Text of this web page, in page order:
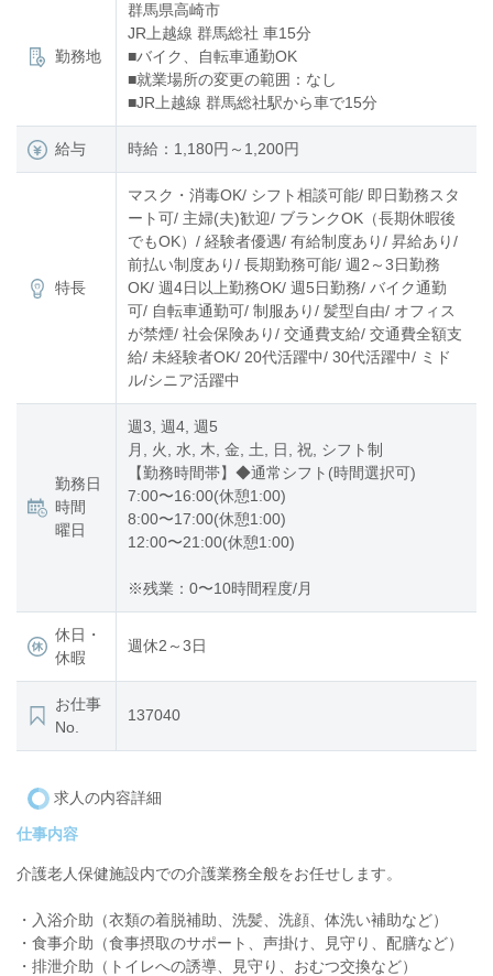
勤務地
群馬県高崎市
JR上越線 群馬総社 車15分
■バイク、自転車通勤OK
■就業場所の変更の範囲：なし
■JR上越線 群馬総社駅から車で15分
給与 時給：1,180円～1,200円
特長
マスク・消毒OK/ シフト相談可能/ 即日勤務スタ
ート可/ 主婦(夫)歓迎/ ブランクOK（長期休暇後
でもOK）/ 経験者優遇/ 有給制度あり/ 昇給あり/
前払い制度あり/ 長期勤務可能/ 週2～3日勤務
OK/ 週4日以上勤務OK/ 週5日勤務/ バイク通勤
可/ 自転車通勤可/ 制服あり/ 髪型自由/ オフィス
が禁煙/ 社会保険あり/ 交通費支給/ 交通費全額支
給/ 未経験者OK/ 20代活躍中/ 30代活躍中/ ミド
ル/シニア活躍中
勤務日
時間
曜日
週3, 週4, 週5
月, 火, 水, 木, 金, 土, 日, 祝, シフト制
【勤務時間帯】◆通常シフト(時間選択可)
7:00〜16:00(休憩1:00)
8:00〜17:00(休憩1:00)
12:00〜21:00(休憩1:00)
※残業：0〜10時間程度/月
休日・
休暇
週休2～3日
お仕事
No.
137040
求人の内容詳細
仕事内容
介護老人保健施設内での介護業務全般をお任せします。
・入浴介助（衣類の着脱補助、洗髪、洗顔、体洗い補助など）
・食事介助（食事摂取のサポート、声掛け、見守り、配膳など）
・排泄介助（トイレへの誘導、見守り、おむつ交換など）